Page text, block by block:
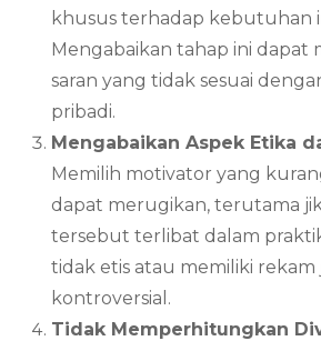
khusus terhadap kebutuhan
Mengabaikan tahap ini dapat
saran yang tidak sesuai
pribadi.
Mengabaikan Aspek Etika
Memilih motivator yang
dapat merugikan, terutama
tersebut terlibat dalam
tidak etis atau memiliki rekam
kontroversial.
Tidak Memperhitungkan